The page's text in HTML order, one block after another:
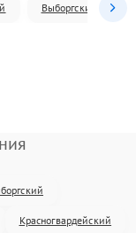
Выборгский
Красногвардейский